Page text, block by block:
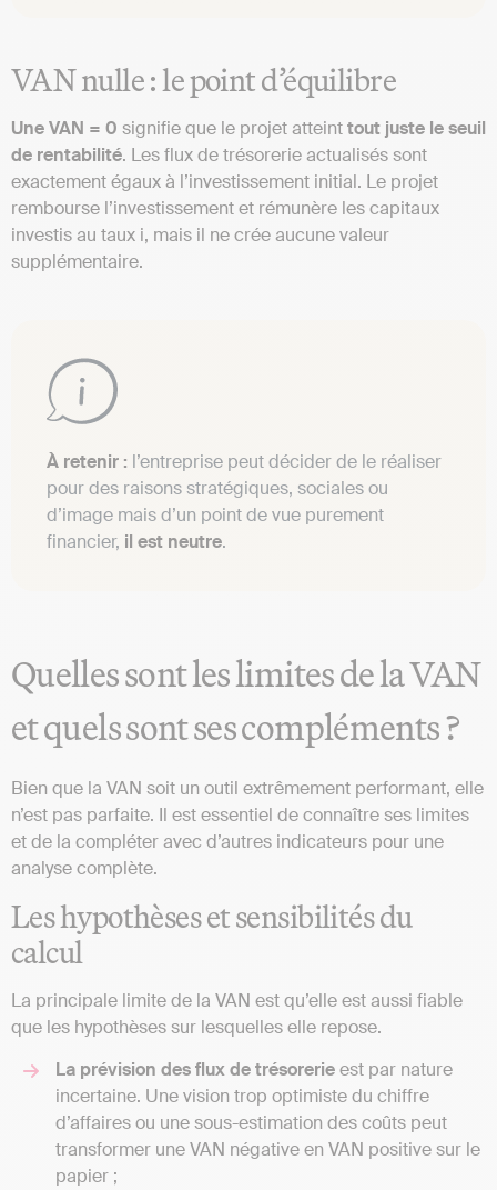
VAN nulle : le point d’équilibre
Une VAN = 0 signifie que le projet atteinttout juste le seuil
de rentabilité. Les flux de trésorerie actualisés sont
exactement égaux à l’investissement initial. Le projet
rembourse l’investissement et rémunère les capitaux
investis au taux i, mais il ne crée aucune valeur
supplémentaire.
À retenir : l’entreprise peut décider de le réaliser
pour des raisons stratégiques, sociales ou
d’image mais d’un point de vue purement
financier, il est neutre.
Quelles sont les limites de la VAN
et quels sont ses compléments ?
Bien que la VAN soit un outil extrêmement performant, elle
n’est pas parfaite. Il est essentiel de connaître ses limites
et de la compléter avec d’autres indicateurs pour une
analyse complète.
Les hypothèses et sensibilités du
calcul
La principale limite de la VAN est qu’elle est aussi fiable
que les hypothèses sur lesquelles elle repose.
La prévision des flux de trésorerieest par nature
incertaine. Une vision trop optimiste du chiffre
d’affaires ou une sous-estimation des coûts peut
transformer une VAN négative en VAN positive sur le
papier ;